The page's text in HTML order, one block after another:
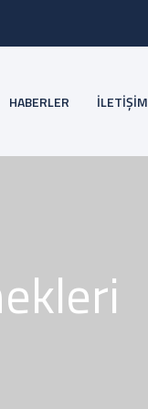
HABERLER İLETİŞİM